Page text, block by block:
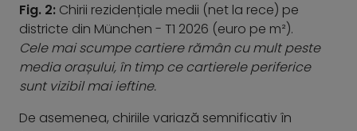
Fig. 2: Chirii rezidențiale medii (net la rece) pe
districte din München - T1 2026 (euro pe m²).
Cele mai scumpe cartiere rămân cu mult peste
media orașului, în timp ce cartierele periferice
sunt vizibil mai ieftine.
De asemenea, chiriile variază semnificativ în